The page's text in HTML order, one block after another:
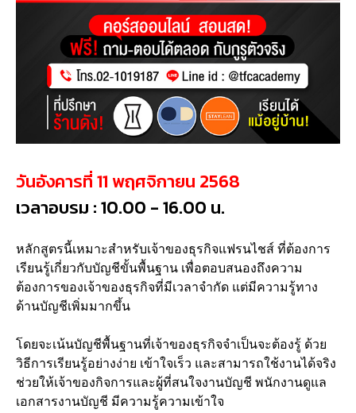
วันอังคารที่ 11 พฤศจิกายน 2568
เวลาอบรม : 10.00 - 16.00 น.
หลักสูตรนี้เหมาะสำหรับเจ้าของธุรกิจแฟรนไชส์ ที่ต้องการ
เรียนรู้เกี่ยวกับบัญชีขั้นพื้นฐาน เพื่อตอบสนองถึงความ
ต้องการของเจ้าของธุรกิจที่มีเวลาจำกัด แต่มีความรู้ทาง
ด้านบัญชีเพิ่มมากขึ้น
โดยจะเน้นบัญชีพื้นฐานที่เจ้าของธุรกิจจำเป็นจะต้องรู้ ด้วย
วิธีการเรียนรู้อย่างง่าย เข้าใจเร็ว และสามารถใช้งานได้จริง
ช่วยให้เจ้าของกิจการและผู้ที่สนใจงานบัญชี พนักงานดูแล
เอกสารงานบัญชี มีความรู้ความเข้าใจ